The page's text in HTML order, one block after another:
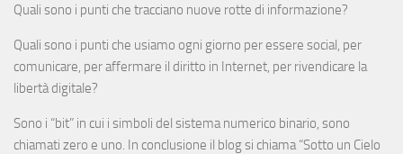
Quali sono i punti che tracciano nuove rotte di informazione?
Quali sono i punti che usiamo ogni giorno per essere social, per
comunicare, per affermare il diritto in Internet, per rivendicare la
libertà digitale?
Sono i “bit” in cui i simboli del sistema numerico binario, sono
chiamati zero e uno. In conclusione il blog si chiama “Sotto un Cielo